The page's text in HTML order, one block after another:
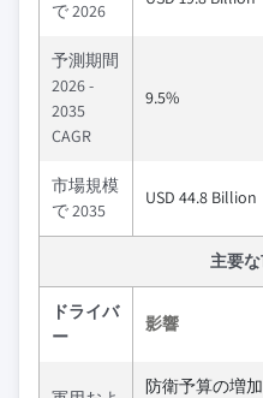
で 2026
予測期間
2026 -
2035
CAGR
9.5%
市場規模
で 2035
USD 44.8 Billion
主要
ドライバ
ー
影響
防衛予算の増